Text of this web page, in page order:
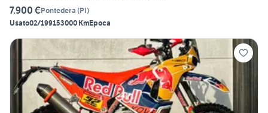
7.900 €Pontedera (PI)
Usato02/199153000 KmEpoca